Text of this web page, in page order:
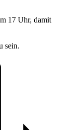
17 Uhr, damit
sein.